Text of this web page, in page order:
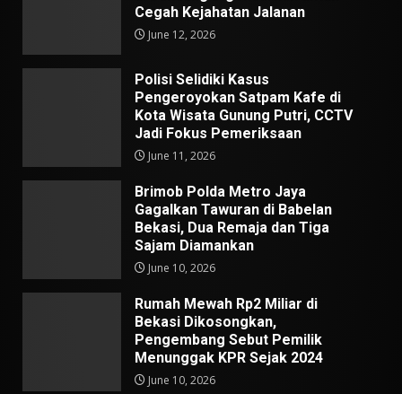
Cegah Kejahatan Jalanan
June 12, 2026
Polisi Selidiki Kasus
Pengeroyokan Satpam Kafe di
Kota Wisata Gunung Putri, CCTV
Jadi Fokus Pemeriksaan
June 11, 2026
Brimob Polda Metro Jaya
Gagalkan Tawuran di Babelan
Bekasi, Dua Remaja dan Tiga
Sajam Diamankan
June 10, 2026
Rumah Mewah Rp2 Miliar di
Bekasi Dikosongkan,
Pengembang Sebut Pemilik
Menunggak KPR Sejak 2024
June 10, 2026